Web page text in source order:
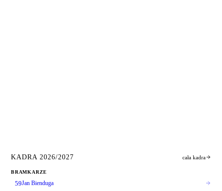
KADRA 2026/2027 cała kadra
BRAMKARZE
59Jan Bienduga